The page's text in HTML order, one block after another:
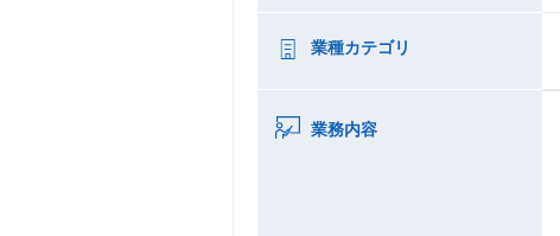
業種カテゴリ
業務内容